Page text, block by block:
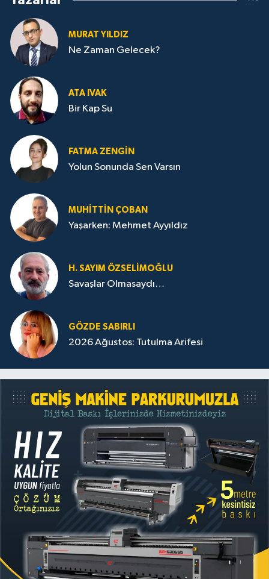
MURAT YILDIZ
Ne Zaman Gelecek?
ATA IVAK
Bir Kap Su
FATMA ZENGIN
Yolun Sonunda Sen Varsın
MUHITTIN ÇOBAN
Yaşarken: Mehmet Ayyıldız
H. SAYIM ÖZSELİMOĞLU
Savaşlar Olmasaydı…
GÖZDE SABIRLI
2026 Ağustos: Tutulma Arifesi